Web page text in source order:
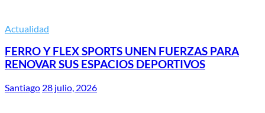
Actualidad
FERRO Y FLEX SPORTS UNEN FUERZAS PARA
RENOVAR SUS ESPACIOS DEPORTIVOS
Santiago 28 julio, 2026